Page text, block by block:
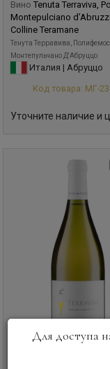
Вино Tenuta Terraviva,
Montepulciano
Colline Teramane
Тенута Терравива,
Монтепульчано Д'Абруццо
Италия | Абруццо
Код товара: МГ-
Уточните наличие и
Для доступа